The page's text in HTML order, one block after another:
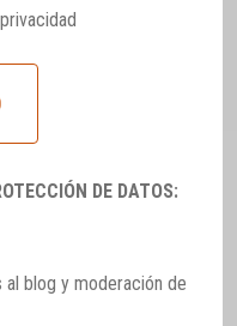
DE DATOS:
blog y moderación de